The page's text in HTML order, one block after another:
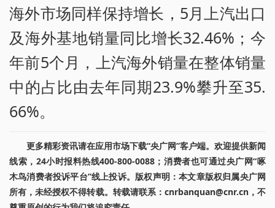
海外市场同样保持增长，5月上汽出口
及海外基地销量同比增长32.46%；今
年前5个月，上汽海外销量在整体销量
中的占比由去年同期23.9%攀升至35.
66%。
更多精彩资讯请在应用市场下载“央广网”客户端。欢迎提供新闻
线索，24小时报料热线400-800-0088；消费者也可通过央广网“啄
木鸟消费者投诉平台”线上投诉。版权声明：本文章版权归属央广网
所有，未经授权不得转载。转载请联系：cnrbanquan@cnr.cn，不